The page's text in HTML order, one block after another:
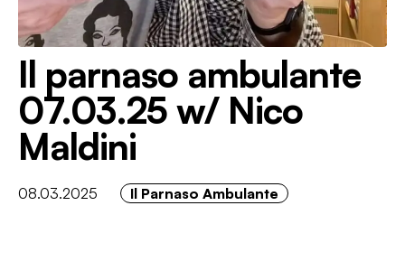
Il parnaso ambulante
07.03.25 w/ Nico
Maldini
08.03.2025 Il Parnaso Ambulante